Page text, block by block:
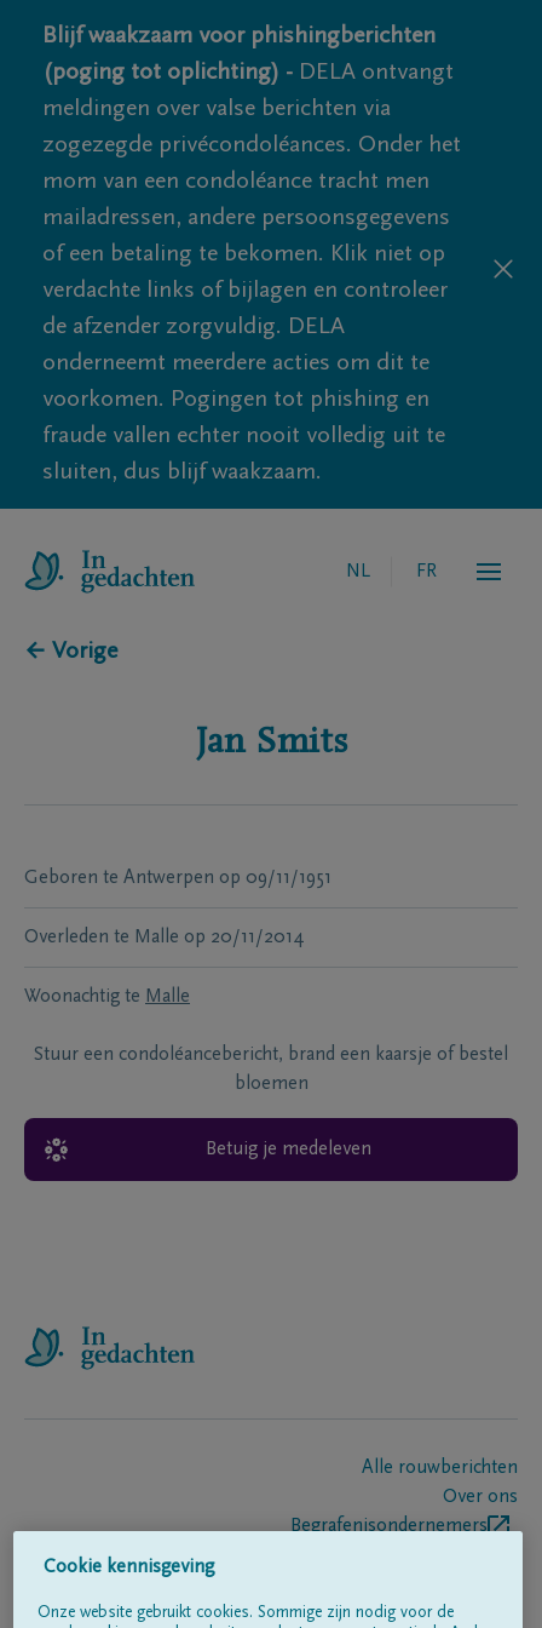
Blijf waakzaam voor phishingberichten
(poging tot oplichting) - DELA ontvangt
meldingen over valse berichten via
zogezegde privécondoléances. Onder het
mom van een condoléance tracht men
mailadressen, andere persoonsgegevens
of een betaling te bekomen. Klik niet op
verdachte links of bijlagen en controleer
de afzender zorgvuldig. DELA
onderneemt meerdere acties om dit te
voorkomen. Pogingen tot phishing en
fraude vallen echter nooit volledig uit te
sluiten, dus blijf waakzaam.
NL FR
← Vorige
Jan Smits
Geboren te Antwerpen op 09/11/1951
Overleden te Malle op 20/11/2014
Woonachtig te Malle
Stuur een condoléancebericht, brand een kaarsje of bestel
bloemen
Betuig je medeleven
Alle rouwberichten
Over ons
Begrafenisondernemers
Cookie kennisgeving
Onze website gebruikt cookies. Sommige zijn nodig voor de